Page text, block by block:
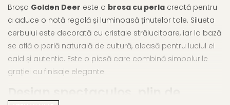
Broșa Golden Deer este o brosa cu perla creată pentru
a aduce o notă regală și luminoasă ținutelor tale. Silueta
cerbului este decorată cu cristale strălucitoare, iar la bază
se află o perlă naturală de cultură, aleasă pentru luciul ei
cald și autentic. Este o piesă care combină simbolurile
grației cu finisaje elegante.